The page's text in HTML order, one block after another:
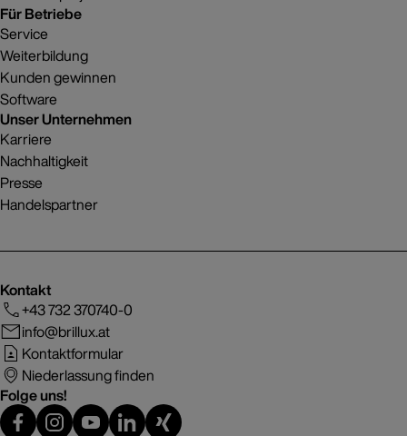
Für Betriebe
Service
Weiterbildung
Kunden gewinnen
Software
Unser Unternehmen
Karriere
Nachhaltigkeit
Presse
Handelspartner
Kontakt
+43 732 370740-0
info@brillux.at
Kontaktformular
Niederlassung finden
Folge uns!